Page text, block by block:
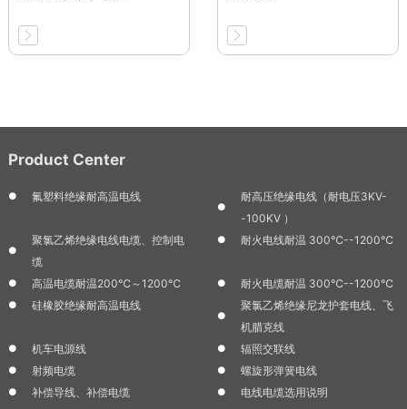
Product Center
氟塑料绝缘耐高温电线
耐高压绝缘电线（耐电压3KV-
-100KV ）
聚氯乙烯绝缘电线电缆、控制电
缆
耐火电线耐温 300℃--1200℃
高温电缆耐温200℃～1200℃
耐火电缆耐温 300℃--1200℃
硅橡胶绝缘耐高温电线
聚氯乙烯绝缘尼龙护套电线、飞
机腊克线
机车电源线
辐照交联线
射频电缆
螺旋形弹簧电线
补偿导线、补偿电缆
电线电缆选用说明